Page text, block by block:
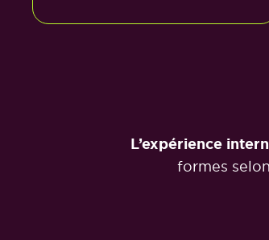
L’expérience
formes